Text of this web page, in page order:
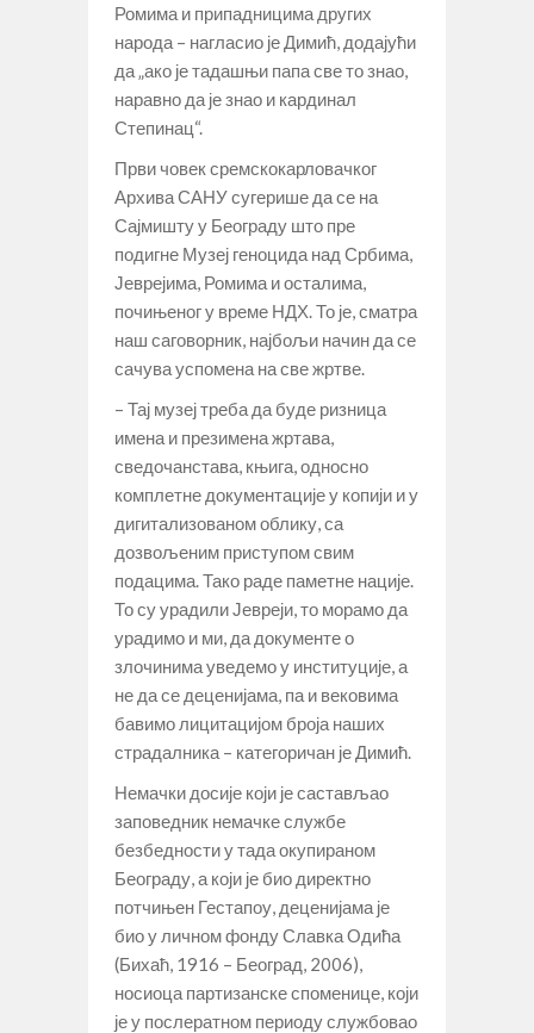
Ромима и припадницима других
народа – нагласио је Димић, додајући
да „ако је тадашњи папа све то знао,
наравно да је знао и кардинал
Степинац“.
Први човек сремскокарловачког
Архива САНУ сугерише да се на
Сајмишту у Београду што пре
подигне Музеј геноцида над Србима,
Јеврејима, Ромима и осталима,
почињеног у време НДХ. То је, сматра
наш саговорник, најбољи начин да се
сачува успомена на све жртве.
– Тај музеј треба да буде ризница
имена и презимена жртава,
сведочанстава, књига, односно
комплетне документације у копији и у
дигитализованом облику, са
дозвољеним приступом свим
подацима. Тако раде паметне нације.
То су урадили Јевреји, то морамо да
урадимо и ми, да документе о
злочинима уведемо у институције, а
не да се деценијама, па и вековима
бавимо лицитацијом броја наших
страдалника – категоричан је Димић.
Немачки досије који је састављао
заповедник немачке службе
безбедности у тада окупираном
Београду, а који је био директно
потчињен Гестапоу, деценијама је
био у личном фонду Славка Одића
(Бихаћ, 1916 – Београд, 2006),
носиоца партизанске споменице, који
је у послератном периоду службовао